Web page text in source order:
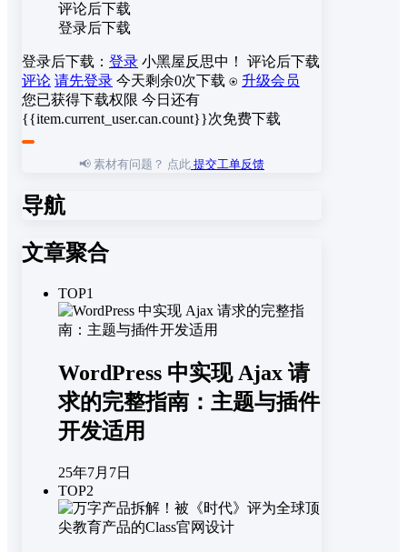
评论后下载
登录后下载
登录后下载： 登录 小黑屋反思中！ 评论后下载
评论 请先登录 今天剩余0次下载 ⍟ 升级会员
您已获得下载权限 今日还有
{{item.current_user.can.count}}次免费下载
📢 素材有问题？ 点此 提交工单反馈
导航
文章聚合
TOP1
WordPress 中实现 Ajax 请
求的完整指南：主题与插件
开发适用
25年7月7日
TOP2